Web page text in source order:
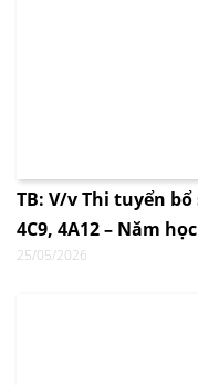
TB: V/v Thi tuyển bổ
4C9, 4A12 – Năm
25/05/2026